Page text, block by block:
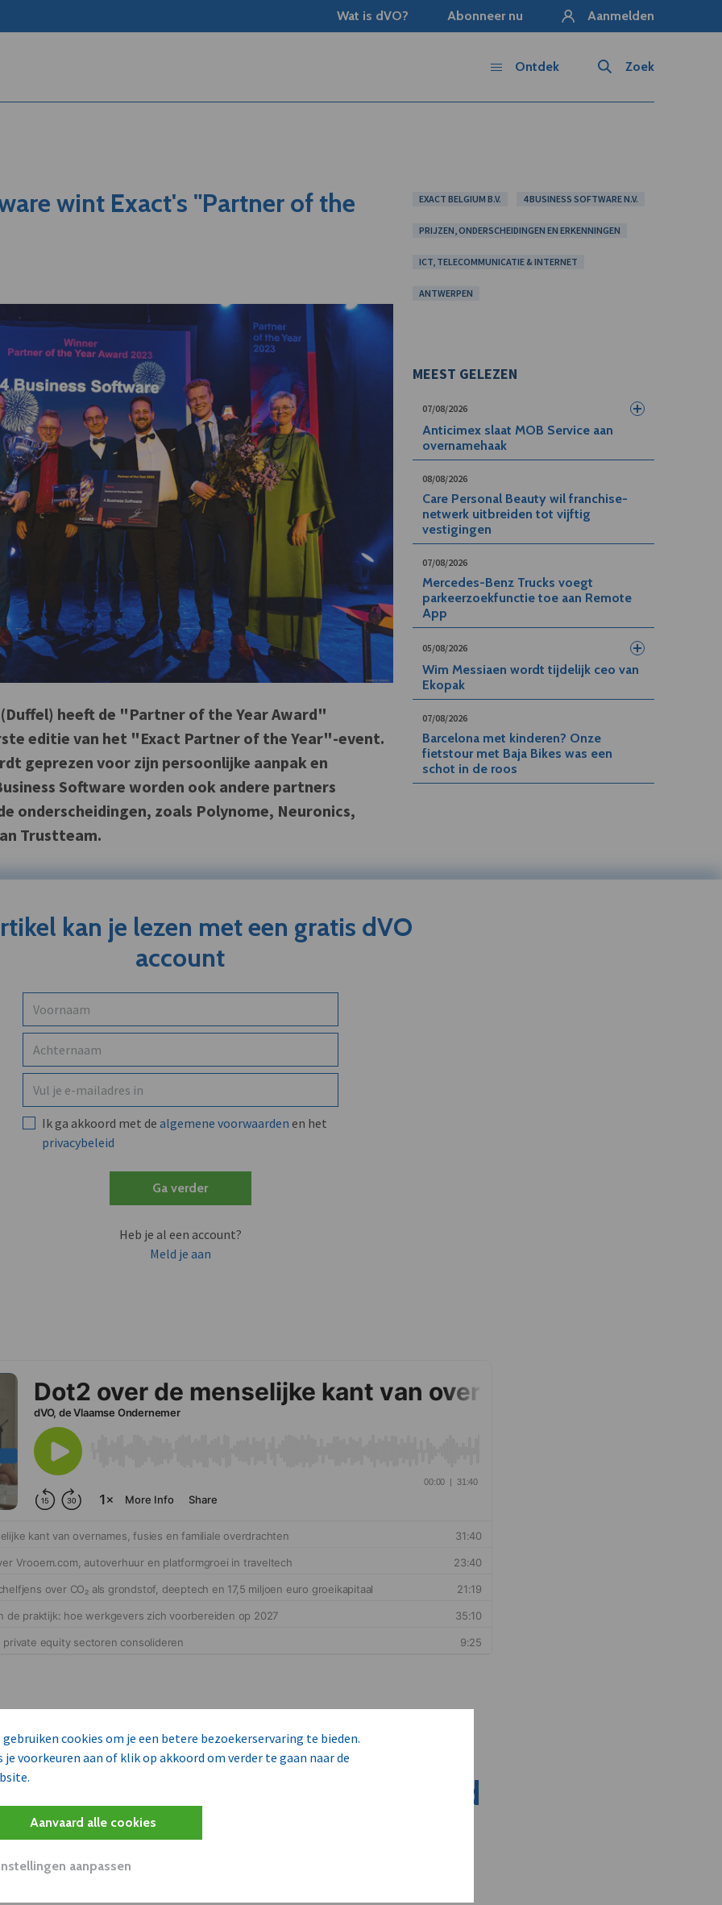
gebruiken cookies om je een betere bezoekerservaring te bieden.
je voorkeuren aan of klik op akkoord om verder te gaan naar de
Aanvaard alle cookies
aanpassen
Wat is dVO? Abonneer nu Aanmelden
Zoek
Ontdek
wint Exact's "Partner of the
(Duffel) heeft de "Partner of the Year Award"
editie van het "Exact Partner of the Year"-event.
geprezen voor zijn persoonlijke aanpak en
Software worden ook andere partners
onderscheidingen, zoals Polynome, Neuronics,
Trustteam.
EXACT BELGIUM B.V. 4 BUSINESS SOFTWARE N.V.
PRIJZEN, ONDERSCHEIDINGEN EN ERKENNINGEN
ICT, TELECOMMUNICATIE & INTERNET
ANTWERPEN
MEEST GELEZEN
07/08/2026
Anticimex slaat MOB Service aan
overnamehaak
08/08/2026
Care Personal Beauty wil franchise-
netwerk uitbreiden tot vijftig
vestigingen
07/08/2026
Mercedes-Benz Trucks voegt
parkeerzoekfunctie toe aan Remote
App
05/08/2026
Wim Messiaen wordt tijdelijk ceo van
Ekopak
07/08/2026
Barcelona met kinderen? Onze
fietstour met Baja Bikes was een
schot in de roos
kan je lezen met een gratis dVO
account
Ik ga akkoord met dealgemene voorwaarden en het
privacybeleid
Ga verder
Heb je al een account?
Meld je aan
14 commerciële kansen rond
aan dit bedrijf verkopen?
klant worden van deze onderneming?